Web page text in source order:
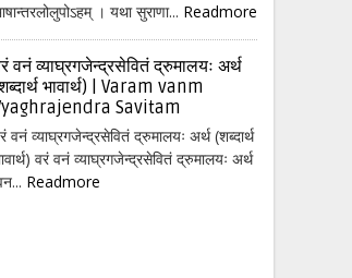
। यथा सुराणा... Readmore
वनं व्याघ्रगजेन्द्रसेवितं द्रुमालयः अर्थ
भावार्थ) | Varam vanm
Savitam
वनं व्याघ्रगजेन्द्रसेवितं द्रुमालयः अर्थ (शब्दार्थ
वरं वनं व्याघ्रगजेन्द्रसेवितं द्रुमालयः अर्थ
Readmore